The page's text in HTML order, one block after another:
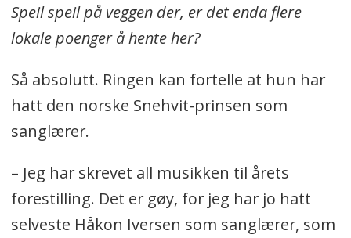
Speil speil på veggen der, er det enda flere
lokale poenger å hente her?
Så absolutt. Ringen kan fortelle at hun har
hatt den norske Snehvit-prinsen som
sanglærer.
– Jeg har skrevet all musikken til årets
forestilling. Det er gøy, for jeg har jo hatt
selveste Håkon Iversen som sanglærer, som